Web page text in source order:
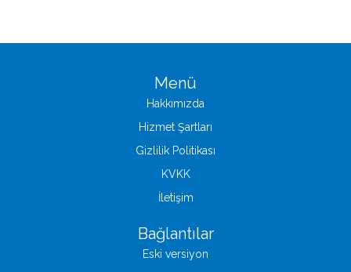
Menü
Hakkımızda
Hizmet Şartları
Gizlilik Politikası
KVKK
İletişim
Bağlantılar
Eski versiyon